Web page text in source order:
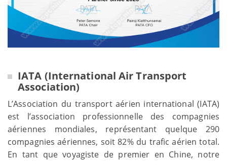
IATA (International Air Transport
Association)
L’Association du transport aérien international (IATA)
est l’association professionnelle des compagnies
aériennes mondiales, représentant quelque 290
compagnies aériennes, soit 82% du trafic aérien total.
En tant que voyagiste de premier en Chine, notre